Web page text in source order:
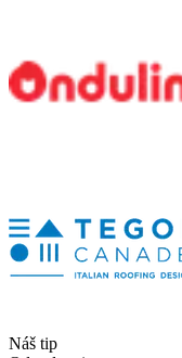
Náš tip